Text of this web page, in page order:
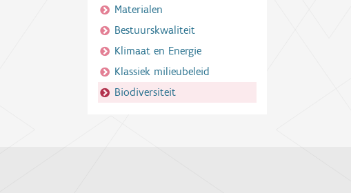
Materialen
Bestuurskwaliteit
Klimaat en Energie
Klassiek milieubeleid
Biodiversiteit